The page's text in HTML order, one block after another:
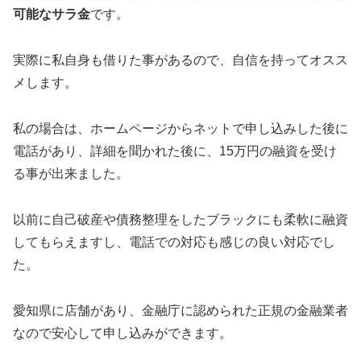
可能なサラ金です。
実際に私自身も借りた事があるので、自信を持ってオスス
メします。
私の場合は、ホームページからネットで申し込みした後に
電話があり、詳細を聞かれた後に、15万円の融資を受け
る事が出来ました。
以前に自己破産や債務整理をしたブラックにも柔軟に融資
してもらえますし、電話での対応も感じの良い対応でし
た。
愛知県に店舗があり、金融庁に認められた正規の金融業者
なので安心して申し込みができます。